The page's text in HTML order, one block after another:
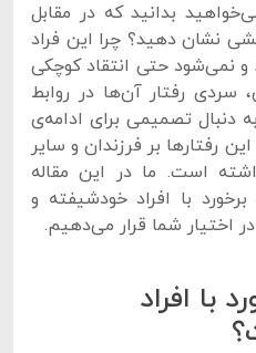
بدانید که در مقابل
نشان دهید؟ چرا این فراد
و نمی‌شود حتی انتقاد کوچکی
سردی رفتار آن‌ها در روابط
دنبال تصمیمی برای ادامه‌ی
رفتارها بر فرزندان و سایر
است. ما در این مقاله
با افراد خودشیفته و
اختیار شما قرار می‌دهیم.
با افراد